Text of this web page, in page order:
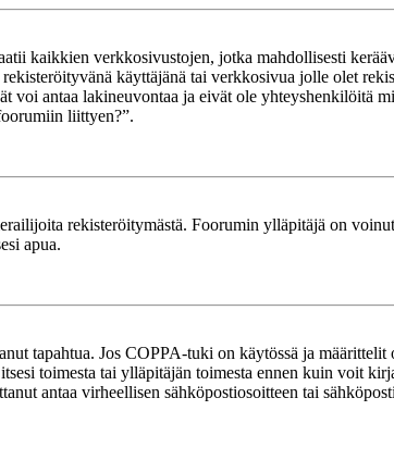
kaikkien verkkosivustojen, jotka mahdollisesti
käyttäjänä tai verkkosivua jolle olet
antaa lakineuvontaa ja eivät ole yhteyshenkilöitä
liittyen?”.
rekisteröitymästä. Foorumin ylläpitäjä on
apua.
tapahtua. Jos COPPA-tuki on käytössä ja
toimesta tai ylläpitäjän toimesta ennen kuin voit
antaa virheellisen sähköpostiosoitteen tai